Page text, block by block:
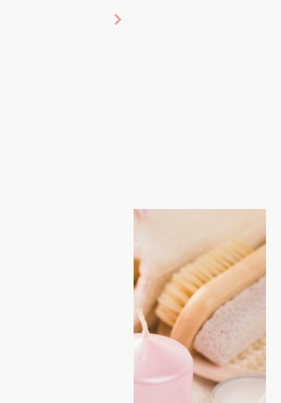
особливий догляд, адже вона піддається
факторів: ультрафіолетові промені, пил,
вода басейну. Важливо не лише
засобами, а й регулярно її очищати.
корисними складами для приготування скрабу
прості природні інгредієнти очищають шкіру